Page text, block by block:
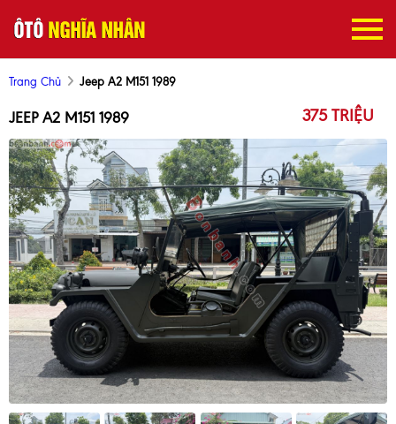
Trang Chủ Jeep A2 M151 1989
JEEP A2 M151 1989 375 TRIỆU